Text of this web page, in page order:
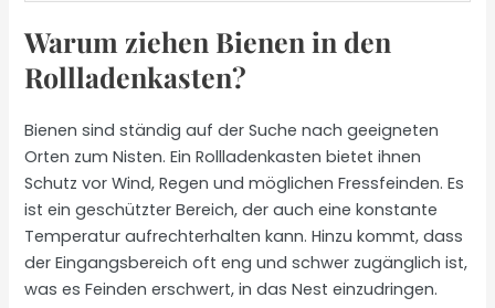
Warum ziehen Bienen in den
Rollladenkasten?
Bienen sind ständig auf der Suche nach geeigneten
Orten zum Nisten. Ein Rollladenkasten bietet ihnen
Schutz vor Wind, Regen und möglichen Fressfeinden. Es
ist ein geschützter Bereich, der auch eine konstante
Temperatur aufrechterhalten kann. Hinzu kommt, dass
der Eingangsbereich oft eng und schwer zugänglich ist,
was es Feinden erschwert, in das Nest einzudringen.